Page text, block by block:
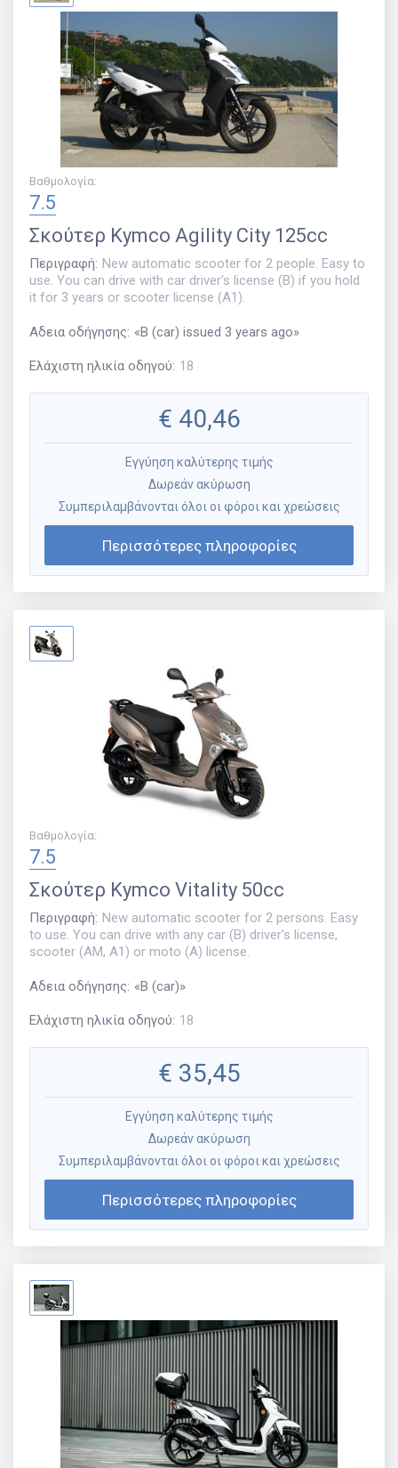
Βαθμολογία:
7.5
Σκούτερ Kymco Agility City 125cc
Περιγραφή: New automatic scooter for 2 people. Easy to
use. You can drive with car driver's license (B) if you hold
it for 3 years or scooter license (A1).
Αδεια οδήγησης: «B (car) issued 3 years ago»
Ελάχιστη ηλικία οδηγού: 18
€ 40,46
Εγγύηση καλύτερης τιμής
Δωρεάν ακύρωση
Συμπεριλαμβάνονται όλοι οι φόροι και χρεώσεις
Περισσότερες πληροφορίες
Βαθμολογία:
7.5
Σκούτερ Kymco Vitality 50cc
Περιγραφή: New automatic scooter for 2 persons. Easy
to use. You can drive with any car (B) driver's license,
scooter (AM, A1) or moto (A) license.
Αδεια οδήγησης: «B (car)»
Ελάχιστη ηλικία οδηγού: 18
€ 35,45
Εγγύηση καλύτερης τιμής
Δωρεάν ακύρωση
Συμπεριλαμβάνονται όλοι οι φόροι και χρεώσεις
Περισσότερες πληροφορίες